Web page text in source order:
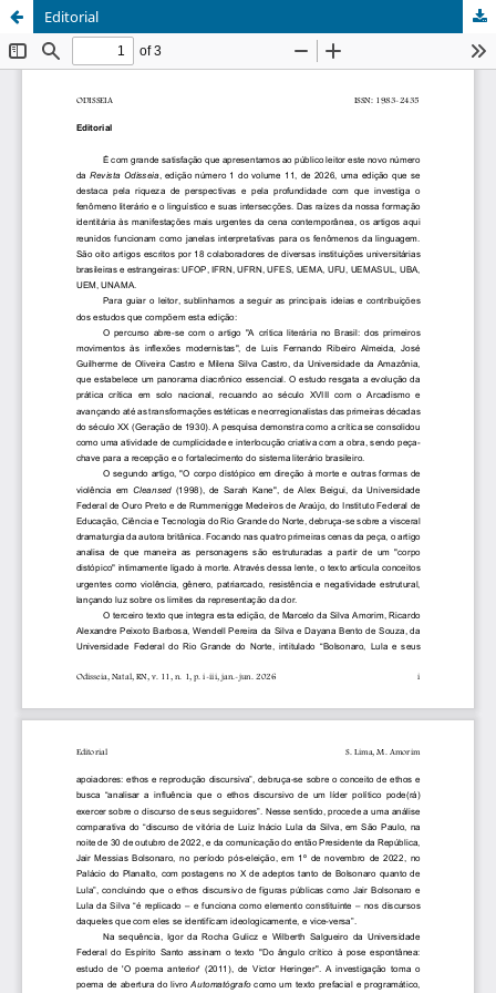
Editorial